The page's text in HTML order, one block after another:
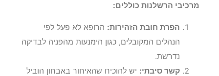
מרכיבי הרשלנות כוללים:
הפרת חובת הזהירות: הרופא לא פעל לפי
הנהלים המקובלים, כגון הימנעות מהפניה לבדיקה
נדרשת.
קשר סיבתי: יש להוכיח שהאיחור באבחון הוביל